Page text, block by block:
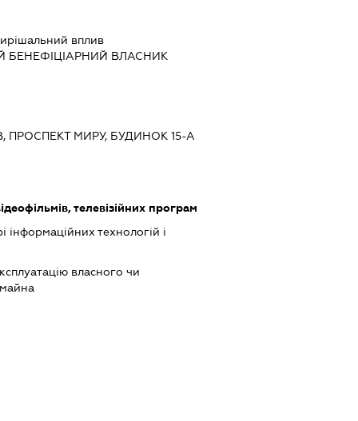
вплив
БЕНЕФІЦІАРНИЙ ВЛАСНИК
ПРОСПЕКТ МИРУ, БУДИНОК 15-А
телевізійних програм
інформаційних технологій і
власного чи